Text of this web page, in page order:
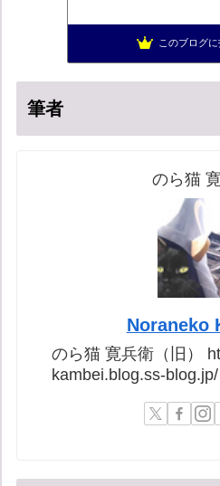
ねずさんの学ぼう日本
このブログ
筆者
のら猫
Noraneko
のら猫 寛兵衛（旧）
kambei.blog.ss-blog.jp/